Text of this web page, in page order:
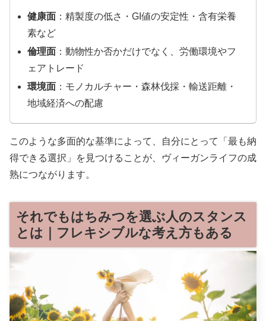
健康面 ：精製度の低さ・GI値の安定性・含有栄養
素など
倫理面 ：動物性か否かだけでなく、労働環境やフ
ェアトレード
環境面 ：モノカルチャー・森林伐採・輸送距離・
地域経済への配慮
このような多面的な基準によって、自分にとって「最も納
得できる選択」を見つけることが、ヴィーガンライフの成
熟につながります。
それでもはちみつを選ぶ人のスタンス
とは｜フレキシブルな考え方もある